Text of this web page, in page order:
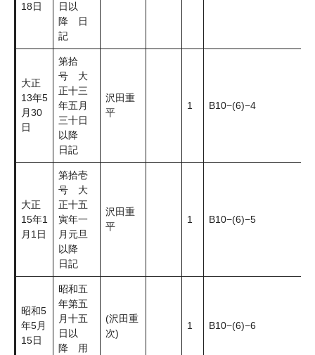
18日
日以
降 日
記
大正
13年5
月30
日
第拾
号 大
正十三
年五月
三十日
以降
日記
沢田重
平
1 B10−(6)−4
大正
15年1
月1日
第拾壱
号 大
正十五
寅年一
月元旦
以降
日記
沢田重
平
1 B10−(6)−5
昭和5
年5月
15日
昭和五
年第五
月十五
日以
降 用
(沢田重
次)
1 B10−(6)−6